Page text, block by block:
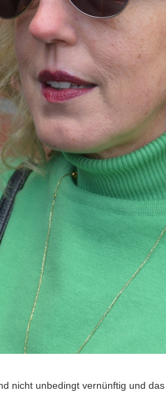
nicht unbedingt vernünftig und